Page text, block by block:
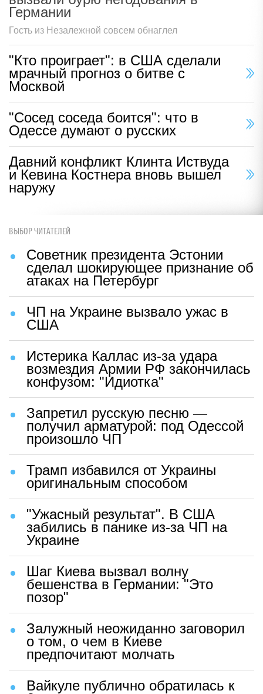
Германии
Гость из Незалежной совсем обнаглел
"Кто проиграет": в США сделали
мрачный прогноз о битве с
Москвой
"Сосед соседа боится": что в
Одессе думают о русских
Давний конфликт Клинта Иствуда
и Кевина Костнера вновь вышел
наружу
ВЫБОР ЧИТАТЕЛЕЙ
Советник президента Эстонии
сделал шокирующее признание об
атаках на Петербург
ЧП на Украине вызвало ужас в
США
Истерика Каллас из-за удара
возмездия Армии РФ закончилась
конфузом: "Идиотка"
Запретил русскую песню —
получил арматурой: под Одессой
произошло ЧП
Трамп избавился от Украины
оригинальным способом
"Ужасный результат". В США
забились в панике из-за ЧП на
Украине
Шаг Киева вызвал волну
бешенства в Германии: "Это
позор"
Залужный неожиданно заговорил
о том, о чем в Киеве
предпочитают молчать
Вайкуле публично обратилась к